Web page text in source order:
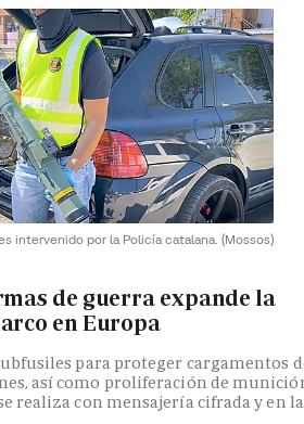
intervenido por la Policía catalana. (Mossos)
de guerra expande la
en Europa
para proteger cargamentos
así como proliferación de
realiza con mensajería cifrada y en la